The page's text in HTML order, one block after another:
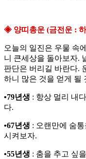
◈ 양띠총운 (금전운 :
오늘의 일진은 우물 속
니 큰세상을 돌아보자.
판단은 버리길 바란다.
하니 많은 것을 얻게 될
•79년생 : 항상 멀리 내
다.
•67년생 : 오랜만에 숨
시켜보자.
•55년생 : 춤을 추고 싶